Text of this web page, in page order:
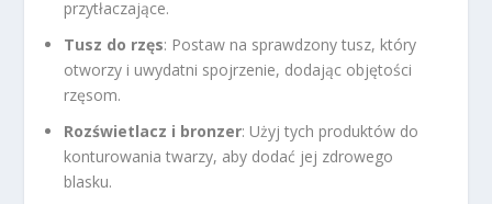
przytłaczające.
Tusz do rzęs: Postaw na sprawdzony tusz, który
otworzy i uwydatni spojrzenie, dodając objętości
rzęsom.
Rozświetlacz i bronzer: Użyj tych produktów do
konturowania twarzy, aby dodać jej zdrowego
blasku.